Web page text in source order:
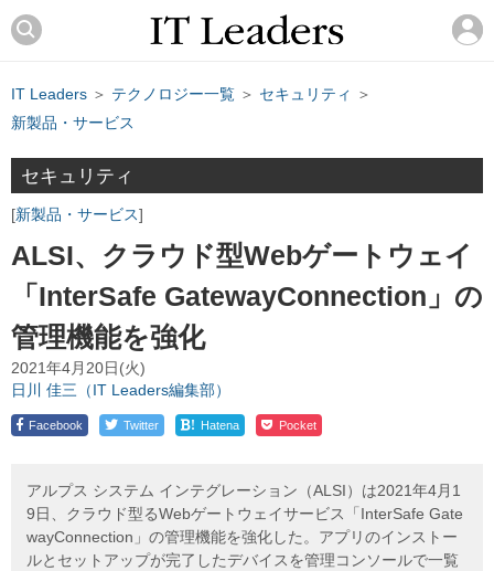
IT Leaders ＞ テクノロジー一覧 ＞ セキュリティ
＞
新製品・サービス
セキュリティ
新製品・サービス
ALSI、クラウド型Webゲートウェイ
「InterSafe GatewayConnection」の
管理機能を強化
2021年4月20日(火)
日川 佳三（IT Leaders編集部）
Facebook Twitter ! Hatena Pocket
アルプス システム インテグレーション（ALSI）は2021年4月1
9日、クラウド型るWebゲートウェイサービス「InterSafe Gate
wayConnection」の管理機能を強化した。アプリのインストー
ルとセットアップが完了したデバイスを管理コンソールで一覧